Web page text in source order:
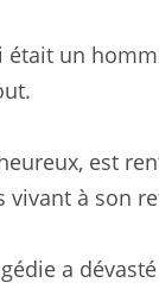
était un
est
vivant à son
a